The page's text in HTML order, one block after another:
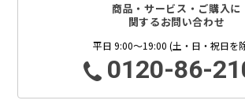
商品・サービス・ご購入に
関するお問い合わせ
平日 9:00～19:00 (土・日・祝日を
0120-86-